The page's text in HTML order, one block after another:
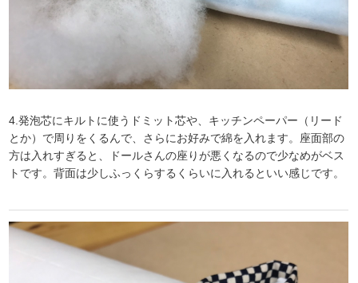
4.発泡芯にキルトに使うドミット芯や、キッチンペーパー（リード
とか）で周りをくるんで、さらにお好みで綿を入れます。座面部の
方は入れすぎると、ドールさんの座りが悪くなるので少なめがベス
トです。背面は少しふっくらするくらいに入れるといい感じです。